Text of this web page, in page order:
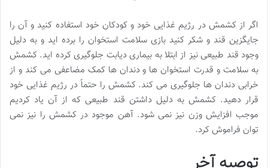
اگر از کشمش در رژیم غذایی خود و کودکان خود استفاده کنید و آن را
جایگزین قند و شکر کنید بازی سلامت استخوان را برده اید و به دلیل
وجود قند طبیعی نیز از ابتلا به بیماری دیابت جلوگیری کرده اید. کشمش
به سلامت و قدرت استخوان ها و دندان ها کمک مضاعفی می کند و از
خرابی دندان ها جلوگیری می کند. کشمش را حتماً در رژیم غذایی خود
قرار دهید. کشمش به دلیل داشتن قند طبیعی که از آن یاد کردیم
موجب افزایش وزن نیز نمی شود. آهن موجود در کشمش را نیز نمی
توان فراموش کرد.